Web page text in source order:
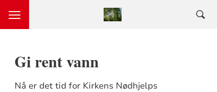
Gi rent vann
Nå er det tid for Kirkens Nødhjelps